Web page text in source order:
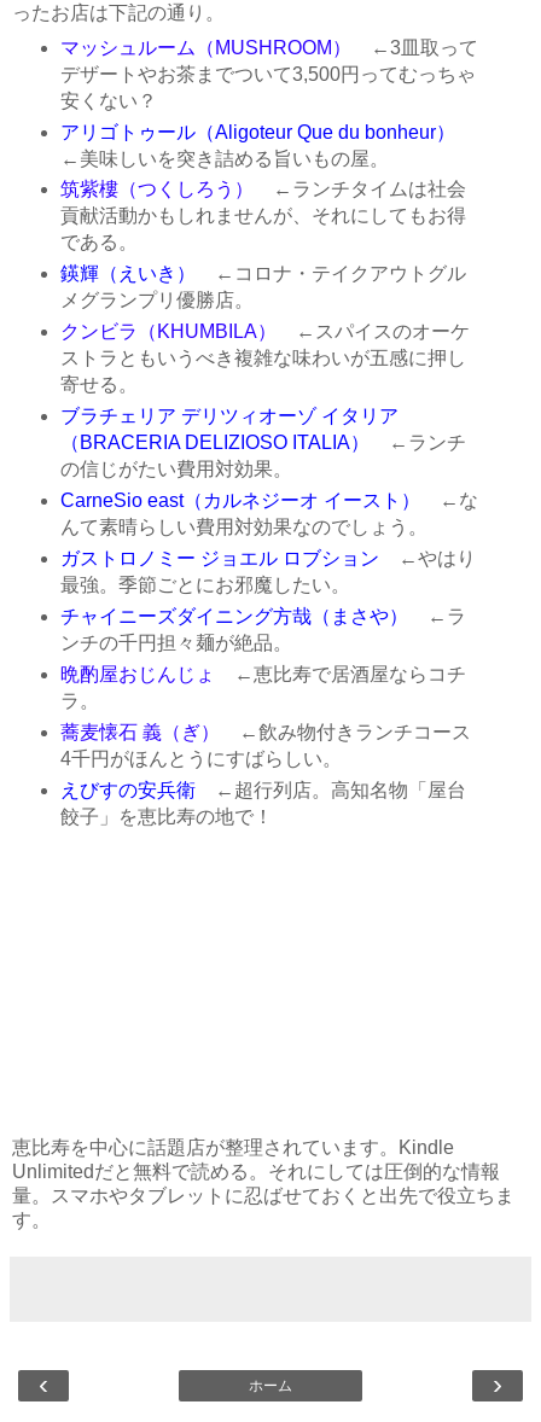
ったお店は下記の通り。
マッシュルーム（MUSHROOM）
←3皿取って
デザートやお茶までついて3,500円ってむっちゃ
安くない？
アリゴトゥール（Aligoteur Que du bonheur）
←美味しいを突き詰める旨いもの屋。
筑紫樓（つくしろう）
←ランチタイムは社会
貢献活動かもしれませんが、それにしてもお得
である。
鍈輝（えいき）
←コロナ・テイクアウトグル
メグランプリ優勝店。
クンビラ（KHUMBILA）
←スパイスのオーケ
ストラともいうべき複雑な味わいが五感に押し
寄せる。
ブラチェリア デリツィオーゾ イタリア
（BRACERIA DELIZIOSO ITALIA）
←ランチ
の信じがたい費用対効果。
CarneSio east（カルネジーオ イースト）
←な
んて素晴らしい費用対効果なのでしょう。
ガストロノミー ジョエル ロブション ←やはり
最強。季節ごとにお邪魔したい。
チャイニーズダイニング方哉（まさや）
←ラ
ンチの千円担々麺が絶品。
晩酌屋おじんじょ
←恵比寿で居酒屋ならコチ
ラ。
蕎麦懐石 義（ぎ）
←飲み物付きランチコース
4千円がほんとうにすばらしい。
えびすの安兵衛←超行列店。高知名物「屋台
餃子」を恵比寿の地で！
恵比寿を中心に話題店が整理されています。Kindle
Unlimitedだと無料で読める。それにしては圧倒的な情報
量。スマホやタブレットに忍ばせておくと出先で役立ちま
す。
‹ ›
ホーム